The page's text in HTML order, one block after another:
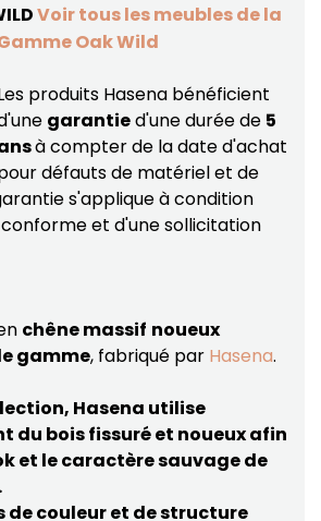
Voir tous les meubles de la
Oak Wild
produits Hasena bénéficient
garantied'une durée de 5
à compter de la date d'achat
défauts de matériel et de
s'applique à condition
et d'une sollicitation
chêne massif noueux
gamme, fabriqué par Hasena.
Hasena utilise
du bois fissuré et noueux afin
et le caractère sauvage de
de couleur et de structure